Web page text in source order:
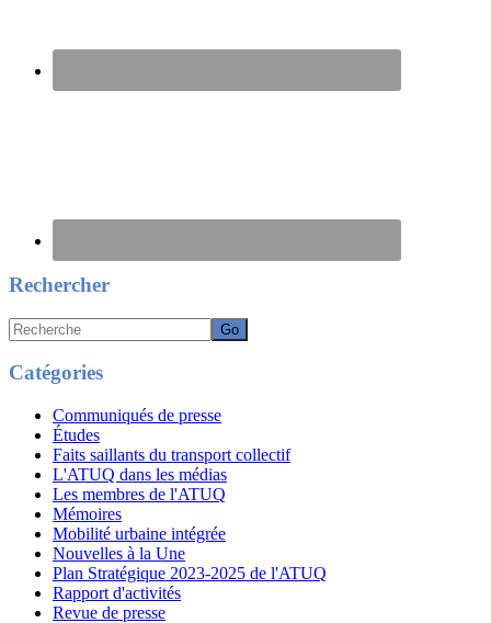
Rechercher
Recherche
Catégories
Communiqués de presse
Études
Faits saillants du transport collectif
L'ATUQ dans les médias
Les membres de l'ATUQ
Mémoires
Mobilité urbaine intégrée
Nouvelles à la Une
Plan Stratégique 2023-2025 de l'ATUQ
Rapport d'activités
Revue de presse